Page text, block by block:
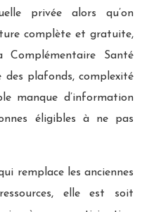
privée alors qu’on
complète et gratuite,
Santé
des plafonds, complexité
manque d’information
éligibles à ne pas
remplace les anciennes
elle est soit